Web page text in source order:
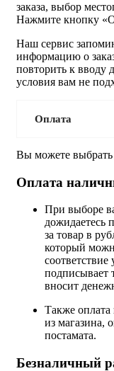
заказа, выбор
Нажмите кнопку
Наш сервис
информацию о
повторить к вводу
условия вам не
Оплата
Вы можете выбрать
Оплата
При выборе
дожидаетесь
за товар в
который
подписывает
вносит
Также
из магазина,
постамата.
Безналичный